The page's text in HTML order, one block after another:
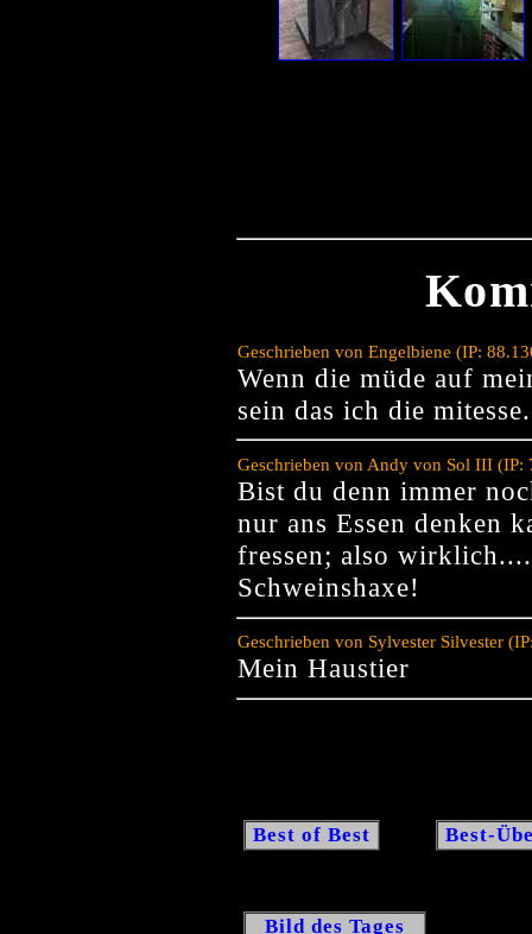
Geschrieben von Engelbiene (IP:
Wenn die müde auf
sein das ich die
Geschrieben von Andy von Sol III
Bist du denn immer
nur ans Essen denken
fressen; also
Schweinshaxe!
Geschrieben von Sylvester Silvester
Mein Haustier
Best of Best Best-
Bild des Tages